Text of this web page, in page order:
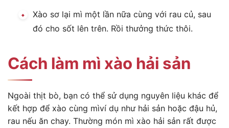
Xào sơ lại mì một lần nữa cùng với rau củ, sau
đó cho sốt lên trên. Rồi thưởng thức thôi.
Cách làm mì xào hải sản
Ngoài thịt bò, bạn có thể sử dụng nguyên liệu khác để
kết hợp để xào cùng mìví dụ như hải sản hoặc đậu hủ,
rau nếu ăn chay. Thường món mì xào hải sản rất được